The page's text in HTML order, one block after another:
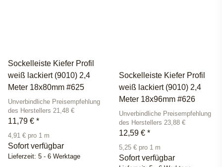
Sockelleiste Kiefer Profil
weiß lackiert (9010) 2,4
Meter 18x80mm #625
Unverbindliche Preisempfehlung
des Herstellers 21,48 €
11,79 € *
4,91 € pro 1 m
Sofort verfügbar
Lieferzeit: 5 - 6 Werktage
Sockelleiste Kiefer Profil
weiß lackiert (9010) 2,4
Meter 18x96mm #626
Unverbindliche Preisempfehlung
des Herstellers 23,88 €
12,59 € *
5,25 € pro 1 m
Sofort verfügbar